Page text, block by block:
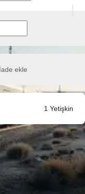
İade ekle
1 Yetişkin